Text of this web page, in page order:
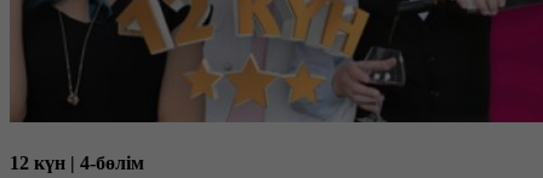
12 күн | 4-бөлім